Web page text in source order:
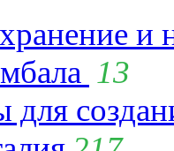
и
13
для